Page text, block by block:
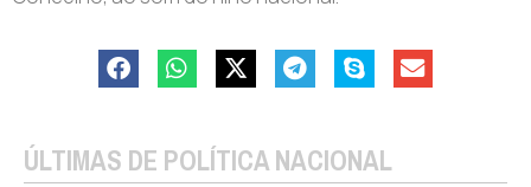
ÚLTIMAS DE POLÍTICA NACIONAL